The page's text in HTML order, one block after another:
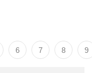
6 7 8 9